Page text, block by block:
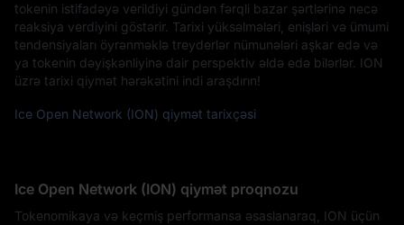
tokenin istifadəyə verildiyi gündən fərqli bazar şərtlərinə necə
reaksiya verdiyini göstərir. Tarixi yüksəlmələri, enişləri və ümumi
tendensiyaları öyrənməklə treyderlər nümunələri aşkar edə və
ya tokenin dəyişkənliyinə dair perspektiv əldə edə bilərlər. ION
üzrə tarixi qiymət hərəkətini indi araşdırın!
Ice Open Network (ION) qiymət tarixçəsi
Ice Open Network (ION) qiymət proqnozu
Tokenomikaya və keçmiş performansa əsaslanaraq, ION üçün